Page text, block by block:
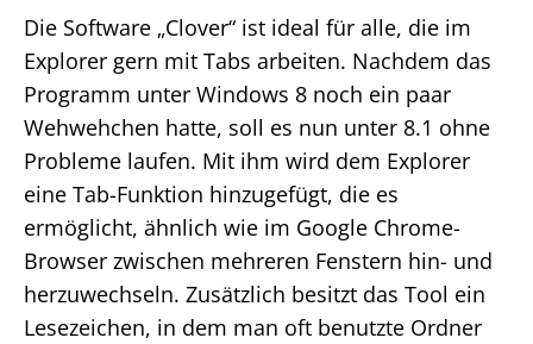
Die Software „Clover“ ist ideal für alle, die im
Explorer gern mit Tabs arbeiten. Nachdem das
Programm unter Windows 8 noch ein paar
Wehwehchen hatte, soll es nun unter 8.1 ohne
Probleme laufen. Mit ihm wird dem Explorer
eine Tab-Funktion hinzugefügt, die es
ermöglicht, ähnlich wie im Google Chrome-
Browser zwischen mehreren Fenstern hin- und
herzuwechseln. Zusätzlich besitzt das Tool ein
Lesezeichen, in dem man oft benutzte Ordner